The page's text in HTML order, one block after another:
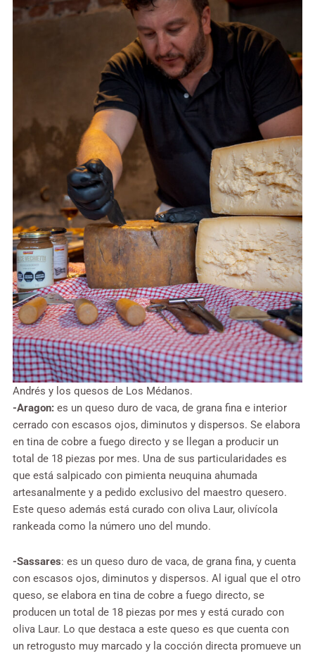
Andrés y los quesos de Los Médanos.
-Aragon: es un queso duro de vaca, de grana fina e interior
cerrado con escasos ojos, diminutos y dispersos. Se elabora
en tina de cobre a fuego directo y se llegan a producir un
total de 18 piezas por mes. Una de sus particularidades es
que está salpicado con pimienta neuquina ahumada
artesanalmente y a pedido exclusivo del maestro quesero.
Este queso además está curado con oliva Laur, olivícola
rankeada como la número uno del mundo.
-Sassares: es un queso duro de vaca, de grana fina, y cuenta
con escasos ojos, diminutos y dispersos. Al igual que el otro
queso, se elabora en tina de cobre a fuego directo, se
producen un total de 18 piezas por mes y está curado con
oliva Laur. Lo que destaca a este queso es que cuenta con
un retrogusto muy marcado y la cocción directa promueve un